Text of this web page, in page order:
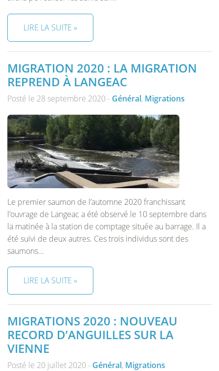
LIRE LA SUITE »
MIGRATION 2020 : LA MIGRATION
REPREND À LANGEAC
Posté le 28 septembre 2020 - Général, Migrations
Le premier saumon de l’automne 2020 franchissant
l’ouvrage de Langeac a été observé le 10 septembre dans
la matinée à la station de comptage située au barrage. Il a
été suivi de deux autres. Ces trois individus sont des
saumons…
LIRE LA SUITE »
MIGRATIONS 2020 : NOUVEAU
RECORD D’ANGUILLES SUR LA
VIENNE
Posté le 20 juillet 2020 - Général, Migrations